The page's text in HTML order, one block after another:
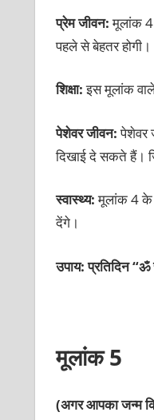
प्रेम जीवन:मूलांक 4
पहले से बेहतर होगी।
शिक्षा:इस मूलांक
पेशेवर जीवन:पेशेवर
दिखाई दे सकते हैं।
स्वास्थ्य:मूलांक 4 के
देंगे।
उपाय: प्रतिदिन “ॐ
मूलांक 5
(अगर आपका जन्म